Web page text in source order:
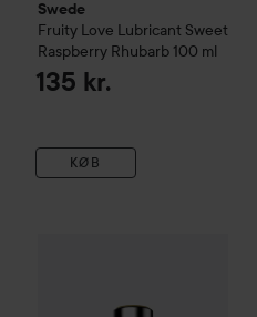
Swede
Fruity Love Lubricant Sweet
Raspberry Rhubarb 100 ml
135 kr.
KØB